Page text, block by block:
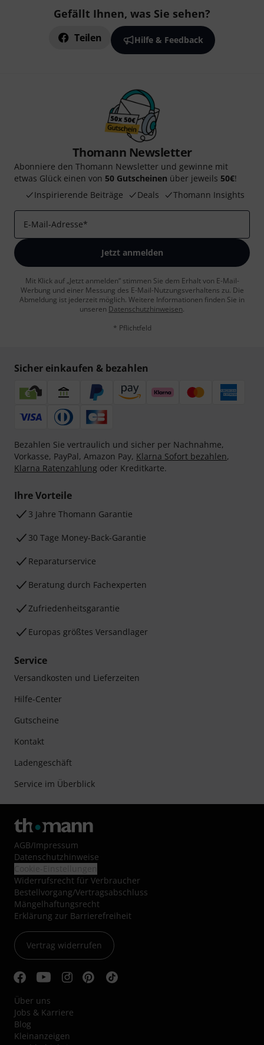
Gefällt Ihnen, was Sie sehen?
Teilen Hilfe & Feedback
Thomann Newsletter
Abonniere den Thomann Newsletter und gewinne mit
etwas Glück einen von 50 Gutscheinen über jeweils 50€!
Inspirierende Beiträge
Deals Thomann Insights
E-Mail-Adresse*
Jetzt anmelden
Mit Klick auf „Jetzt anmelden“ stimmen Sie dem Erhalt von E-Mail-
Werbung und einer Messung des E-Mail-Nutzungsverhaltens zu. Die
Abmeldung ist jederzeit möglich. Weitere Informationen finden Sie in
unseren Datenschutzhinweisen.
* Pflichtfeld
Sicher einkaufen & bezahlen
Bezahlen Sie vertraulich und sicher per Nachnahme,
Vorkasse, PayPal, Amazon Pay, Klarna Sofort bezahlen,
Klarna Ratenzahlung oder Kreditkarte.
Ihre Vorteile
3 Jahre Thomann Garantie
30 Tage Money-Back-Garantie
Reparaturservice
Beratung durch Fachexperten
Zufriedenheitsgarantie
Europas größtes Versandlager
Service
Versandkosten und Lieferzeiten
Hilfe-Center
Gutscheine
Kontakt
Ladengeschäft
Service im Überblick
AGB/Impressum
Datenschutzhinweise
Widerrufsrecht für Verbraucher
Bestellvorgang/Vertragsabschluss
Mängelhaftungsrecht
Erklärung zur Barrierefreiheit
Vertrag widerrufen
Über uns
Jobs & Karriere
Blog
Kleinanzeigen